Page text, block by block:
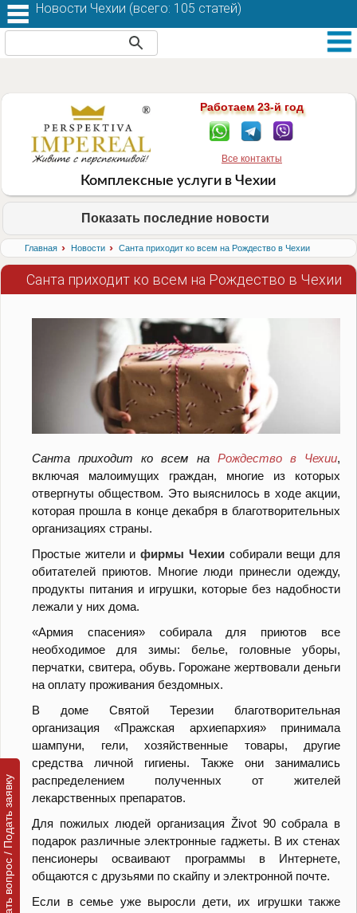
Работаем 23-й год
Все контакты
Комплексные услуги в Чехии
Показать последние новости
Главная › Новости › Санта приходит ко всем на Рождество в Чехии
Санта приходит ко всем на Рождество в Чехии
Санта приходит ко всем на Рождество в Чехии,
включая малоимущих граждан, многие из которых
отвергнуты обществом. Это выяснилось в ходе акции,
которая прошла в конце декабря в благотворительных
организациях страны.
Простые жители ифирмы Чехиисобирали вещи для
обитателей приютов. Многие люди принесли одежду,
продукты питания и игрушки, которые без надобности
лежали у них дома.
«Армия спасения» собирала для приютов все
необходимое для зимы: белье, головные уборы,
перчатки, свитера, обувь. Горожане жертвовали деньги
на оплату проживания бездомных.
В доме Святой Терезии благотворительная
организация «Пражская архиепархия» принимала
шампуни, гели, хозяйственные товары, другие
средства личной гигиены. Также они занимались
распределением полученных от жителей
лекарственных препаратов.
Для пожилых людей организация Život 90 собрала в
подарок различные электронные гаджеты. В их стенах
пенсионеры осваивают программы в Интернете,
общаются с друзьями по скайпу и электронной почте.
Если в семье уже выросли дети, их игрушки также
Новости Чехии (всего: 105 статей)
Задать вопрос / Подать заявку